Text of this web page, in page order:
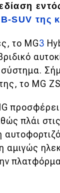
B-SUV της
το MG3
σύστημα.
το MG
πλάι
αμιγώς